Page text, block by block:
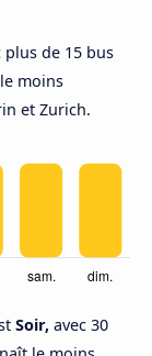
de 15 bus
moins
et Zurich.
Soir, avec 30